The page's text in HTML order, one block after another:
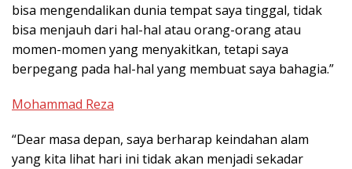
bisa mengendalikan dunia tempat saya tinggal, tidak
bisa menjauh dari hal-hal atau orang-orang atau
momen-momen yang menyakitkan, tetapi saya
berpegang pada hal-hal yang membuat saya bahagia.”
Mohammad Reza
“Dear masa depan, saya berharap keindahan alam
yang kita lihat hari ini tidak akan menjadi sekadar